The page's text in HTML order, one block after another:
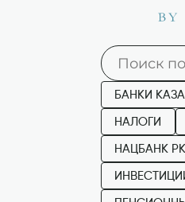
БАНКИ
НАЛОГИ
НАЦБАНК РК